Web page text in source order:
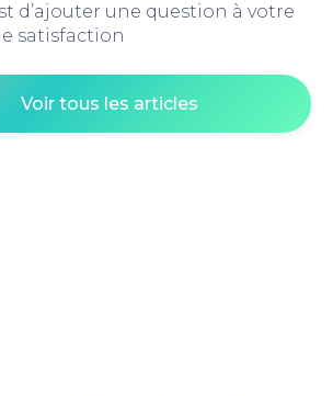
d’ajouter une question à votre
satisfaction
Voir tous les articles